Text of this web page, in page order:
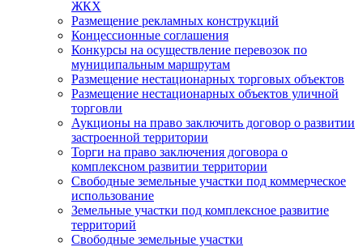
ЖКХ
Размещение рекламных конструкций
Концессионные соглашения
Конкурсы на осуществление перевозок по
муниципальным маршрутам
Размещение нестационарных торговых объектов
Размещение нестационарных объектов уличной
торговли
Аукционы на право заключить договор о развитии
застроенной территории
Торги на право заключения договора о
комплексном развитии территории
Свободные земельные участки под коммерческое
использование
Земельные участки под комплексное развитие
территорий
Свободные земельные участки